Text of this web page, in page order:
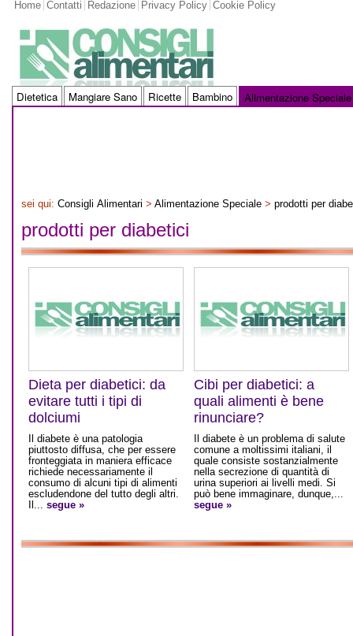
Home Contatti Redazione Privacy Policy Cookie Policy
Dietetica Mangiare Sano Ricette Bambino Alimentazione Speciale
sei qui: Consigli Alimentari > Alimentazione Speciale > prodotti per
prodotti per diabetici
Dieta per diabetici: da
evitare tutti i tipi di
dolciumi
Il diabete è una patologia
piuttosto diffusa, che per essere
fronteggiata in maniera efficace
richiede necessariamente il
consumo di alcuni tipi di alimenti
escludendone del tutto degli altri.
Il... segue »
Cibi per diabetici: a
quali alimenti è bene
rinunciare?
Il diabete è un problema di salute
comune a moltissimi italiani, il
quale consiste sostanzialmente
nella secrezione di quantità di
urina superiori ai livelli medi. Si
può bene immaginare, dunque,...
segue »